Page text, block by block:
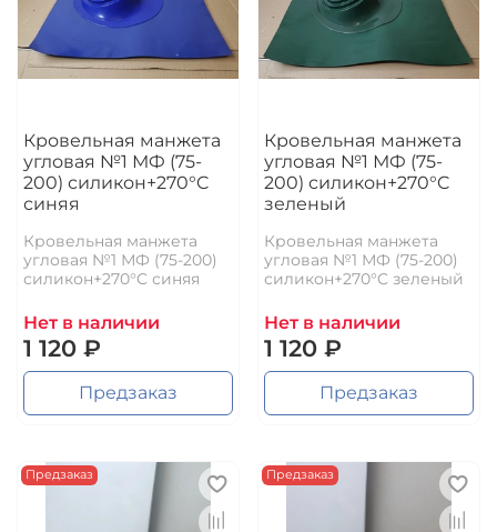
Кровельная манжета
угловая №1 МФ (75-
200) силикон+270°C
синяя
Кровельная манжета
угловая №1 МФ (75-200)
силикон+270°C синяя
Нет в наличии
1 120 ₽
Предзаказ
Кровельная манжета
угловая №1 МФ (75-
200) силикон+270°C
зеленый
Кровельная манжета
угловая №1 МФ (75-200)
силикон+270°C зеленый
Нет в наличии
1 120 ₽
Предзаказ
Предзаказ Предзаказ